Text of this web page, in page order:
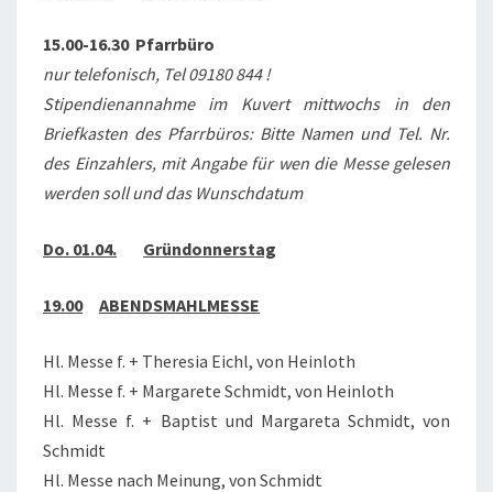
15.00-16.30 Pfarrbüro
nur telefonisch, Tel 09180 844 !
Stipendienannahme im Kuvert mittwochs in den
Briefkasten des Pfarrbüros: Bitte Namen und Tel. Nr.
des Einzahlers, mit Angabe für wen die Messe gelesen
werden soll und das Wunschdatum
Do. 01.04. Gründonnerstag
19.00 ABENDSMAHLMESSE
Hl. Messe f. + Theresia Eichl, von Heinloth
Hl. Messe f. + Margarete Schmidt, von Heinloth
Hl. Messe f. + Baptist und Margareta Schmidt, von
Schmidt
Hl. Messe nach Meinung, von Schmidt